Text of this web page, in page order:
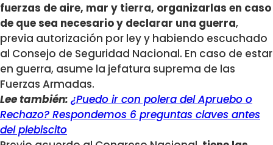
fuerzas de aire, mar y tierra, organizarlas en caso
de que sea necesario y declarar una guerra,
previa autorización por ley y habiendo escuchado
al Consejo de Seguridad Nacional. En caso de estar
en guerra, asume la jefatura suprema de las
Fuerzas Armadas.
Lee también: ¿Puedo ir con polera del Apruebo o
Rechazo? Respondemos 6 preguntas claves antes
del plebiscito